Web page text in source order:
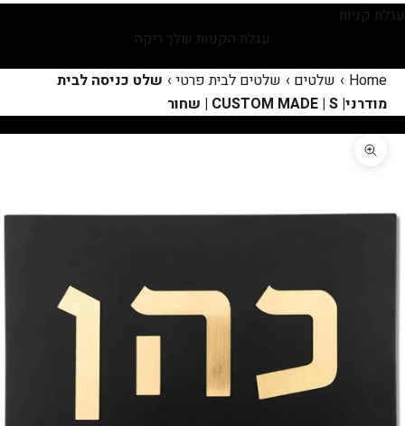
עגלת קניות
עגלת הקניות שלך ריקה
Home
› שלטים › שלטים לבית פרטי › שלט כניסה לבית
מודרני| CUSTOM MADE | S | שחור
תקריב